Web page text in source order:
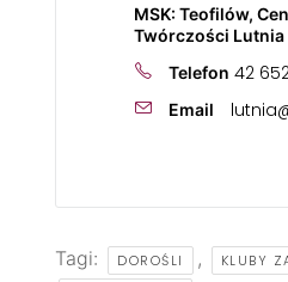
MSK: Teofilów,
Twórczości Lutnia
Telefon 42
Email
Tagi: DOROŚLI , KLUBY